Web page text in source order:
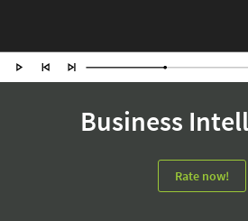
Business
Rate now!